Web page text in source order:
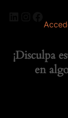
¡Disculpa
en